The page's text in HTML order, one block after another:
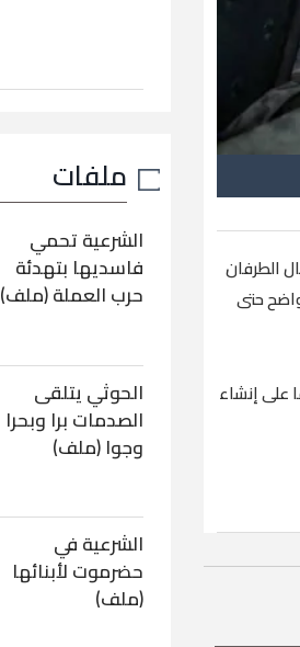
الطرفان
حتى
على إنشاء
ملفات
الشرعية تحمي
فاسديها بتهدئة
حرب العملة (ملف)
الحوثي يتلقى
الصدمات برا وبحرا
وجوا (ملف)
الشرعية في
حضرموت لأبنائها
(ملف)